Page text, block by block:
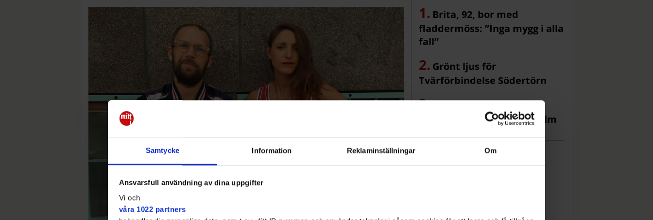
Samtycke Information Reklaminställningar Om
Ansvarsfull användning av dina uppgifter
Vi och
våra 1022 partners
Brita, 92, bor med
fladdermöss: ”Inga mygg i alla
fall”
Grönt ljus för
Tvärförbindelse Södertörn
Då kan du se
solförmörkelsen i Stockholm